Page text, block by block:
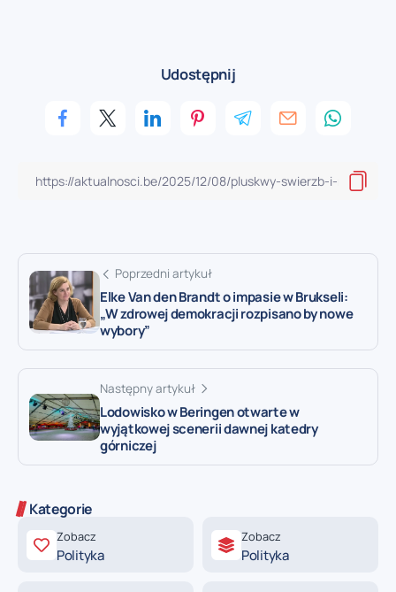
Udostępnij
Poprzedni artykuł
Elke Van den Brandt o impasie w Brukseli:
„W zdrowej demokracji rozpisano by nowe
wybory”
Następny artykuł
Lodowisko w Beringen otwarte w
wyjątkowej scenerii dawnej katedry
górniczej
Kategorie
Zobacz
Polityka
Zobacz
Polityka